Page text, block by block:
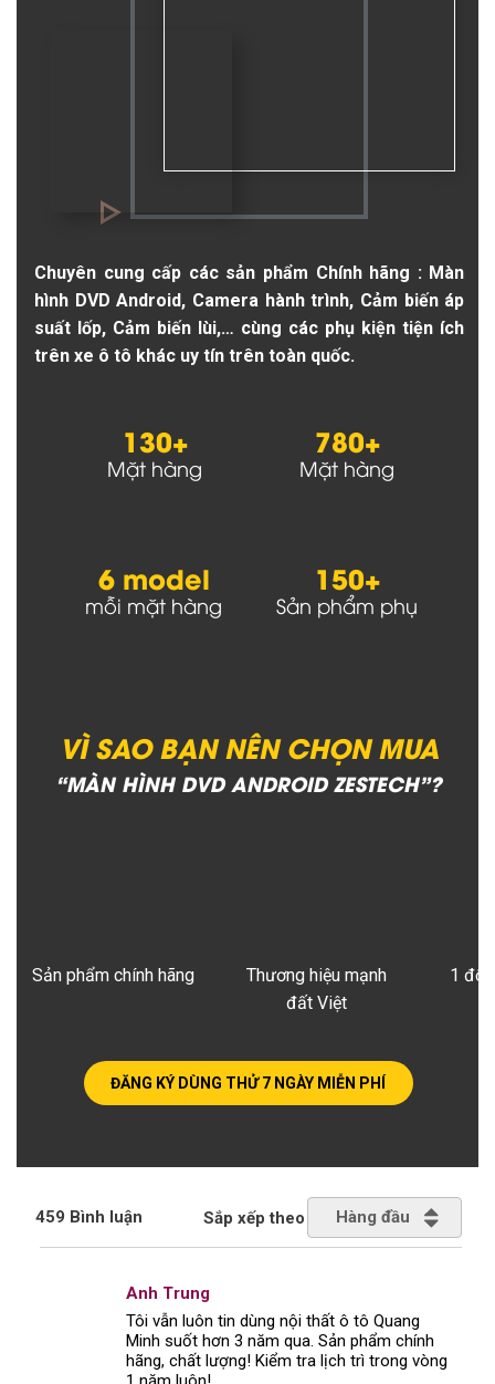
Chuyên cung cấp các sản phẩm Chính hãng : Màn
hình DVD Android, Camera hành trình, Cảm biến áp
suất lốp, Cảm biến lùi,… cùng các phụ kiện tiện ích
trên xe ô tô khác uy tín trên toàn quốc.
130+
Mặt hàng
780+
Mặt hàng
6 model
mỗi mặt hàng
150+
Sản phẩm phụ
ĐĂNG KÝ DÙNG THỬ 7 NGÀY MIỄN PHÍ
VÌ SAO BẠN NÊN CHỌN MUA
“MÀN HÌNH DVD ANDROID ZESTECH”?
Thương hiệu mạnh
đất Việt
Sản phẩm chính hãng 1 đổi
459 Bình luận Sắp xếp theo Hàng đầu
Tôi vẫn luôn tin dùng nội thất ô tô Quang
Minh suốt hơn 3 năm qua. Sản phẩm chính
hãng, chất lượng! Kiểm tra lịch trì trong vòng
Anh Trung